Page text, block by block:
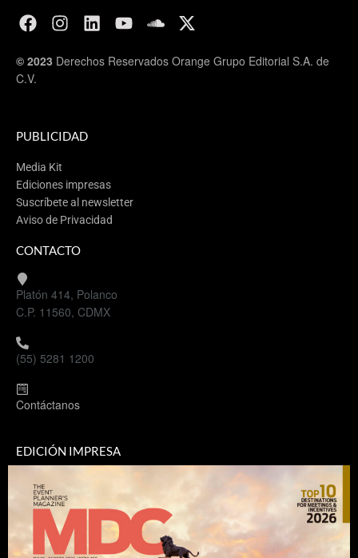
© 2023 Derechos Reservados Orange Grupo Editorial S.A. de
C.V.
PUBLICIDAD
Media Kit
Ediciones impresas
Suscríbete al newsletter
Aviso de Privacidad
CONTACTO
Platón 414, Polanco
C.P. 11560, CDMX
(55) 5281 1200
Contáctanos
EDICIÓN IMPRESA